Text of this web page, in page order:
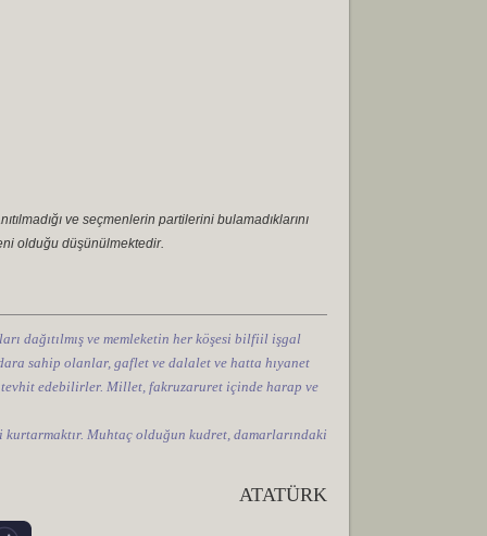
ve seçmenlerin partilerini bulamadıklarını
olduğu düşünülmektedir.
dağıtılmış ve memleketin her köşesi bilfiil işgal
sahip olanlar, gaflet ve dalalet ve hatta hıyanet
edebilirler. Millet, fakruzaruret içinde harap ve
Muhtaç olduğun kudret, damarlarındaki
ATATÜRK